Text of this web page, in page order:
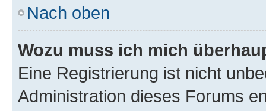
Nach oben
Wozu muss ich mich
Eine Registrierung ist nicht
Administration dieses Forums